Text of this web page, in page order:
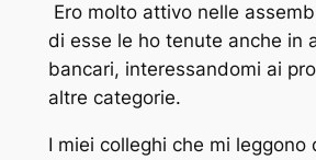
Ero molto attivo nelle
di esse le ho tenute anche in
bancari, interessandomi ai
altre categorie.
I miei colleghi che mi leggono